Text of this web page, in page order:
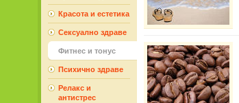
Красота и естетика
Сексуално здраве
Фитнес и тонус
Психично здраве
Релакс и
антистрес